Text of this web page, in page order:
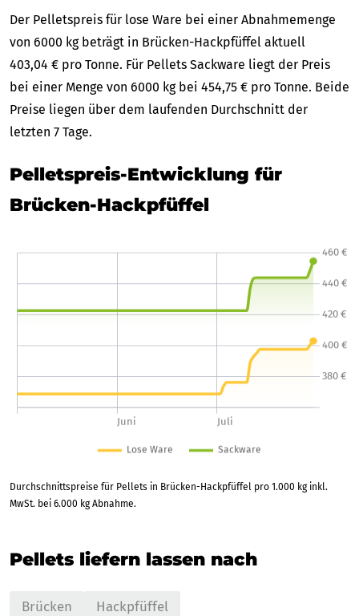
Der Pelletspreis für lose Ware bei einer Abnahmemenge
von 6000 kg beträgt in Brücken-Hackpfüffel aktuell
403,04 € pro Tonne. Für Pellets Sackware liegt der Preis
bei einer Menge von 6000 kg bei 454,75 € pro Tonne. Beide
Preise liegen über dem laufenden Durchschnitt der
letzten 7 Tage.
Pelletspreis-Entwicklung für
Brücken-Hackpfüffel
Durchschnittspreise für Pellets in Brücken-Hackpfüffel pro 1.000 kg inkl.
MwSt. bei 6.000 kg Abnahme.
Pellets liefern lassen nach
Brücken Hackpfüffel